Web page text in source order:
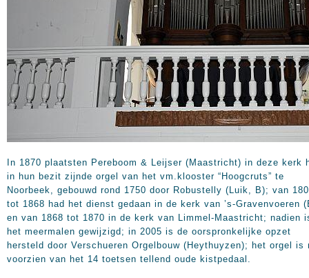
In 1870 plaatsten Pereboom & Leijser (Maastricht) in deze kerk
in hun bezit zijnde orgel van het vm.klooster “Hoogcruts” te
Noorbeek, gebouwd rond 1750 door Robustelly (Luik, B); van
tot 1868 had het dienst gedaan in de kerk van ’s-Gravenvoeren
en van 1868 tot 1870 in de kerk van Limmel-Maastricht; nadien
het meermalen gewijzigd; in 2005 is de oorspronkelijke opzet
hersteld door Verschueren Orgelbouw (Heythuyzen); het orgel is
voorzien van het 14 toetsen tellend oude kistpedaal.